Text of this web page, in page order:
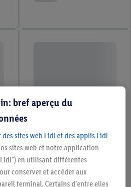
bref aperçu du
des sites web Lidl et des applis Lidl
sites web et notre application
en utilisant différentes
conserver et accéder aux
terminal. Certains d'entre elles